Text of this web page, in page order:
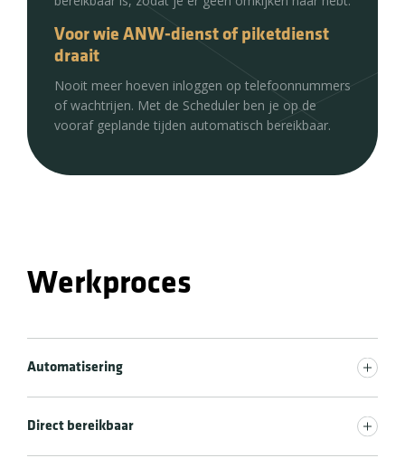
Voor wie ANW-dienst of piketdienst
draait
Nooit meer hoeven inloggen op telefoonnummers
of wachtrijen. Met de Scheduler ben je op de
vooraf geplande tijden automatisch bereikbaar.
Werkproces
Automatisering
Direct bereikbaar